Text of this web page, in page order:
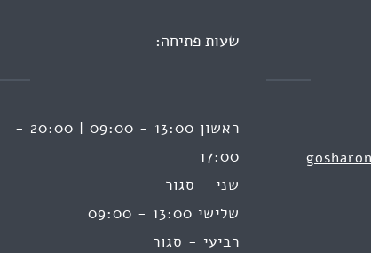
שעות פתיחה:
ראשון 13:00 - 09:00 | 20:00 -
17:00
שני - סגור
שלישי 13:00 - 09:00
רביעי - סגור